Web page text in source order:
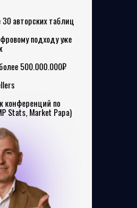
авторских таблиц
подходу уже
500.000.000₽
конференций по
Stats, Market Papa)